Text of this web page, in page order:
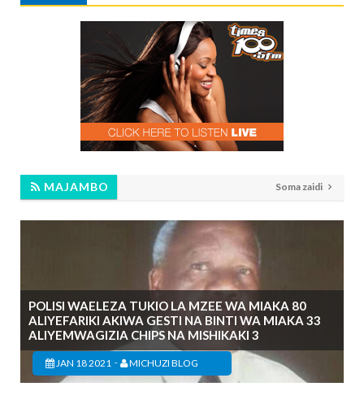
MAJAMBO Soma zaidi
POLISI WAELEZA TUKIO LA MZEE WA MIAKA 80
ALIYEFARIKI AKIWA GESTI NA BINTI WA MIAKA 33
ALIYEMWAGIZIA CHIPS NA MISHIKAKI 3
JAN 18 2021 - MICHUZI BLOG